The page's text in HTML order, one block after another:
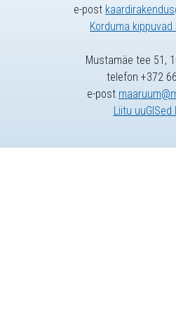
e-post
Korduma
Mustamäe tee 51,
telefon +372
e-post
Liitu uuGISed